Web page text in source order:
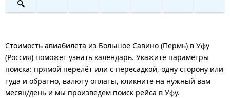
Стоимость авиабилета из Большое Савино (Пермь) в Уфу
(Россия) поможет узнать календарь. Укажите параметры
поиска: прямой перелёт или с пересадкой, одну сторону или
туда и обратно, валюту оплаты, кликните на нужный вам
месяц/день и мы произведем поиск рейса в Уфу.